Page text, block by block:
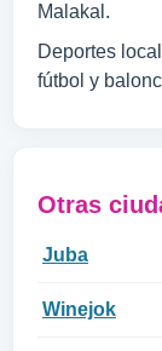
Malakal.
Deportes
fútbol y
Otras
Juba
Winejok